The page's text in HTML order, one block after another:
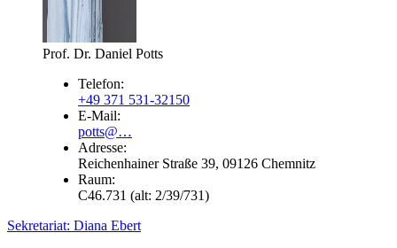
Prof. Dr. Daniel Potts
Telefon:
+49 371 531-32150
E-Mail:
potts@…
Adresse:
Reichenhainer Straße 39, 09126 Chemnitz
Raum:
C46.731 (alt: 2/39/731)
Sekretariat: Diana Ebert